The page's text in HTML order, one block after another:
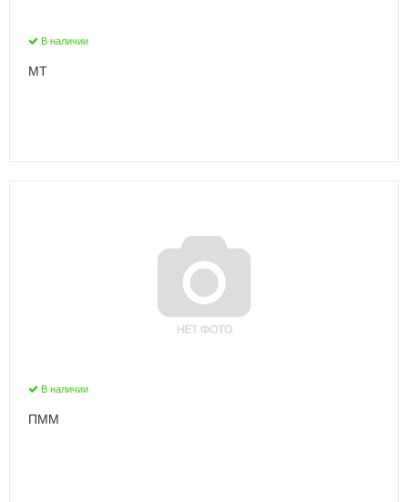
В наличии
MТ
В наличии
ПММ